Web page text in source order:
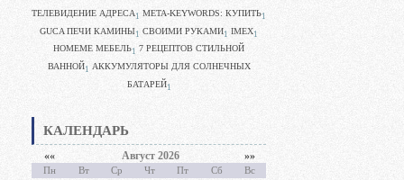
ТЕЛЕВИДЕНИЕ АДРЕСА 1 META-KEYWORDS: КУПИТЬ1
GUCA ПЕЧИ КАМИНЫ1 CВОИМИ РУКАМИ1 IMEX1
HOMEME МЕБЕЛЬ1 7 РЕЦЕПТОВ СТИЛЬНОЙ
ВАННОЙ1 АККУМУЛЯТОРЫ ДЛЯ СОЛНЕЧНЫХ
БАТАРЕЙ1
КАЛЕНДАРЬ
«« Август 2026 »»
Пн Вт Ср Чт Пт Сб
Вс